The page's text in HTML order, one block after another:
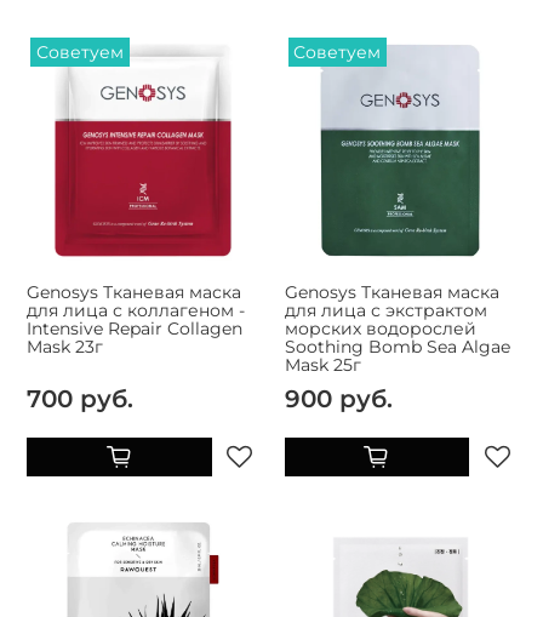
Советуем
Genosys Тканевая маска
для лица с коллагеном -
Intensive Repair Collagen
Mask 23г
700 руб.
Советуем
Genosys Тканевая маска
для лица с экстрактом
морских водорослей
Soothing Bomb Sea Algae
Mask 25г
900 руб.